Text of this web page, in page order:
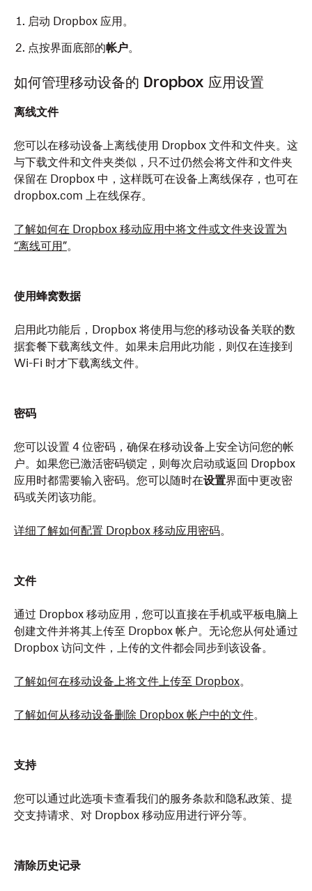
启动 Dropbox 应用。
点按界面底部的帐户。
如何管理移动设备的 Dropbox 应用设置
离线文件
您可以在移动设备上离线使用 Dropbox 文件和文件夹。这
与下载文件和文件夹类似，只不过仍然会将文件和文件夹
保留在 Dropbox 中，这样既可在设备上离线保存，也可在
dropbox.com 上在线保存。
了解如何在 Dropbox 移动应用中将文件或文件夹设置为
“离线可用”。
使用蜂窝数据
启用此功能后，Dropbox 将使用与您的移动设备关联的数
据套餐下载离线文件。如果未启用此功能，则仅在连接到
Wi-Fi 时才下载离线文件。
密码
您可以设置 4 位密码，确保在移动设备上安全访问您的帐
户。如果您已激活密码锁定，则每次启动或返回 Dropbox
应用时都需要输入密码。您可以随时在设置界面中更改密
码或关闭该功能。
详细了解如何配置 Dropbox 移动应用密码。
文件
通过 Dropbox 移动应用，您可以直接在手机或平板电脑上
创建文件并将其上传至 Dropbox 帐户。无论您从何处通过
Dropbox 访问文件，上传的文件都会同步到该设备。
了解如何在移动设备上将文件上传至 Dropbox。
了解如何从移动设备删除 Dropbox 帐户中的文件。
支持
您可以通过此选项卡查看我们的服务条款和隐私政策、提
交支持请求、对 Dropbox 移动应用进行评分等。
清除历史记录